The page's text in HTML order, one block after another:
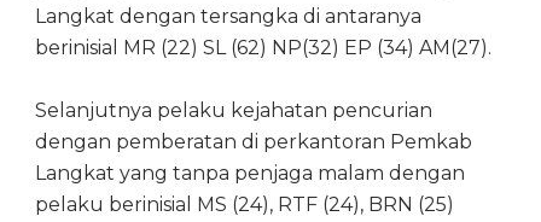
Langkat dengan tersangka di antaranya
berinisial MR (22) SL (62) NP(32) EP (34) AM(27).
Selanjutnya pelaku kejahatan pencurian
dengan pemberatan di perkantoran Pemkab
Langkat yang tanpa penjaga malam dengan
pelaku berinisial MS (24), RTF (24), BRN (25)